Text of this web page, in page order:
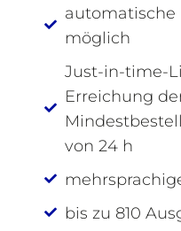
möglich
Just-in-time-
Erreichung
von 24 h
bis zu 810